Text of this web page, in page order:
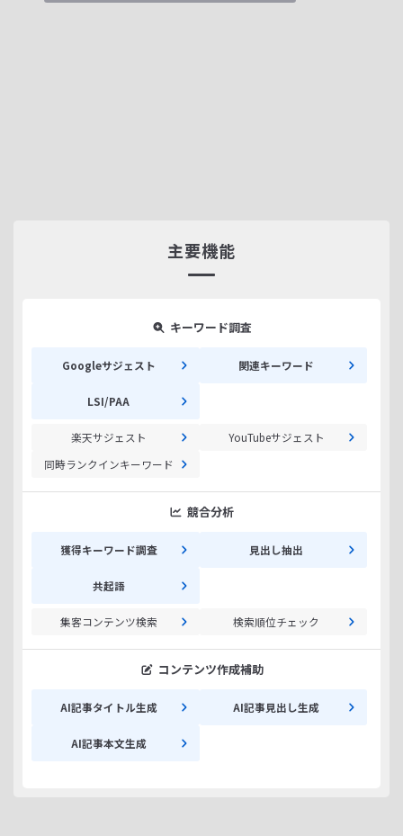
主要機能
キーワード調査
Googleサジェスト 関連キーワード
LSI/PAA
楽天サジェスト
YouTubeサジェスト
同時ランクインキーワード
競合分析
獲得キーワード調査 見出し抽出
共起語
集客コンテンツ検索 検索順位チェック
コンテンツ作成補助
AI記事タイトル生成 AI記事見出し生成
AI記事本文生成